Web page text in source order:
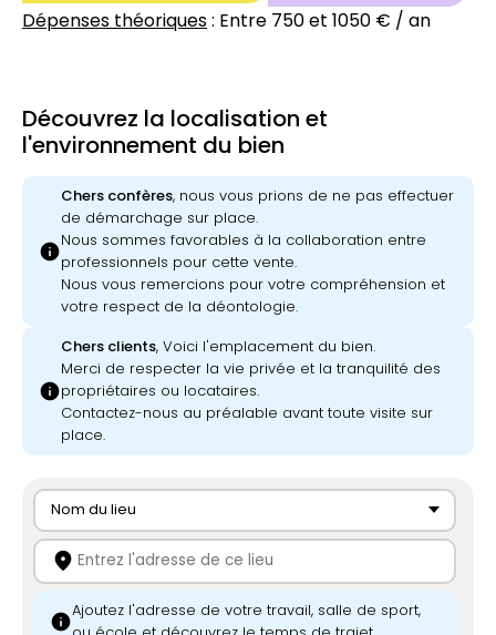
Dépenses théoriques: Entre 750 et 1050 € / an
Découvrez la localisation et
l'environnement du bien
info
Chers confères, nous vous prions de ne pas effectuer
de démarchage sur place.
Nous sommes favorables à la collaboration entre
professionnels pour cette vente.
Nous vous remercions pour votre compréhension et
votre respect de la déontologie.
info
Chers clients, Voici l'emplacement du bien.
Merci de respecter la vie privée et la tranquilité des
propriétaires ou locataires.
Contactez-nous au préalable avant toute visite sur
place.
Nom du lieu
location_on
infoAjoutez l'adresse de votre travail, salle de sport,